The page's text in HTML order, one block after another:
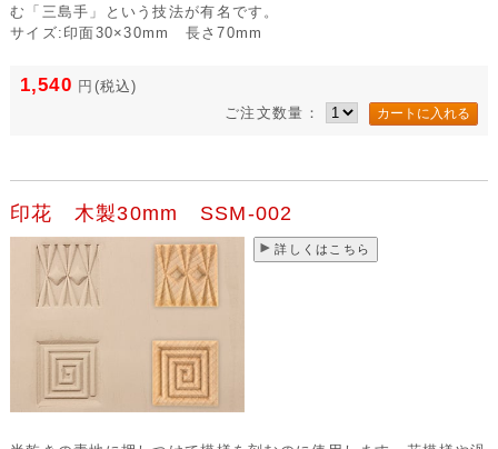
む「三島手」という技法が有名です。
サイズ:印面30×30mm 長さ70mm
1,540 円 (税込)
ご注文数量：
印花 木製30mm SSM-002
詳しくはこちら